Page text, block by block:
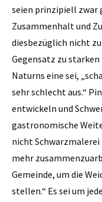
seien prinzipiell zwar
Zusammenhalt und
diesbezüglich nicht
Gegensatz zu
Naturns eine sei,
sehr schlecht aus.“
entwickeln und
gastronomische
nicht
mehr
Gemeinde, um die
stellen.“ Es sei um